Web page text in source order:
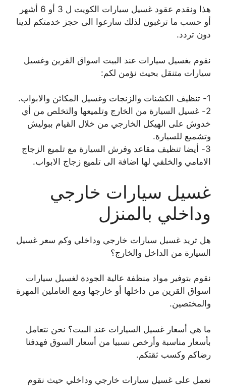
هذا ونقدم عقود غسيل سيارات الكويت ل 3 أو 6 أشهر
أو حسب ما ترغبون لذلك سارعوا الى حجز خدمتكم لدينا
دون تردد.
نقوم بغسيل سيارات عند البيت اسواق القرين وغسيل
سيارات متنقل بحيث نؤمن لكم:
1- تنظيف الكشنات والزنجات وغسيل المكائن والابواب.
2- غسيل السيارة من الخارج وتلميعها والتخلص من أي
خدوش على الهيكل الخارجي من خلال القيام ببوليش
وتشميع للسيارة.
3- أيضا تنظيف مقاعد وفرش السيارة مع تلميع الزجاج
الامامي والخلفي لها اضافة الى تلميع زجاج الابواب.
غسيل سيارات خارجي
وداخلي بالمنزل
هل تريد غسيل سيارات خارجي وداخلي وكم سعر غسيل
السيارة من الداخل والخارج؟
نقوم بتوفير مواد منظفة عالية الجودة لغسيل سيارات
اسواق القرين من داخلها أو خارجها ومع العاملين المهرة
والمختصين.
ما هي أسعار غسيل السيارات عند البيت؟ نحن نتعامل
بأسعار مناسبة وأرخص نسبيا من أسعار السوق فهدفنا
رضاكم وكسب ثقتكم.
نعمل على غسيل سيارات خارجي وداخلي حيث نقوم